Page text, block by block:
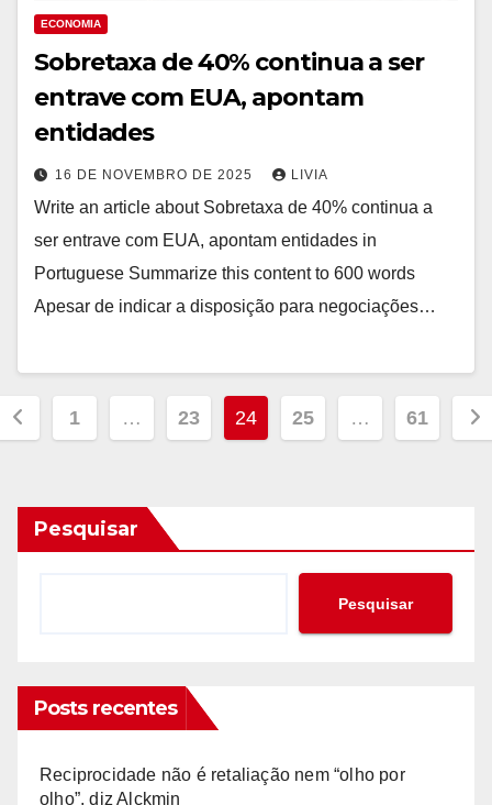
ECONOMIA
Sobretaxa de 40% continua a ser
entrave com EUA, apontam
entidades
16 DE NOVEMBRO DE 2025 LIVIA
Write an article about Sobretaxa de 40% continua a
ser entrave com EUA, apontam entidades in
Portuguese Summarize this content to 600 words
Apesar de indicar a disposição para negociações…
1 … 23 24 25 … 61
Pesquisar
Pesquisar
Posts recentes
Reciprocidade não é retaliação nem “olho por
olho”, diz Alckmin